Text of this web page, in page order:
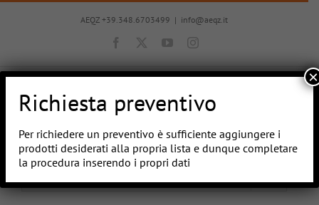
Salta
AEQZ +39.348.6703499 | info@aeqz.it
Facebook YouTubeInstagram
Vai a...
Richiesta preventivo
Per richiedere un preventivo è sufficiente aggiungere i
prodotti desiderati alla propria lista e dunque completare
la procedura inserendo i propri dati
×